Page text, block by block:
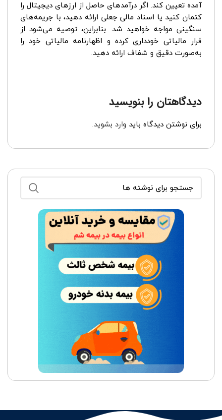
آمده تعیین کند. اگر درآمدهای حاصل از ارزهای دیجیتال را
کتمان کنید یا اسناد مالی جعلی ارائه دهید، با جریمه‌های
سنگینی مواجه خواهید شد. بنابراین، توصیه می‌شود از
فرار مالیاتی خودداری کرده و اظهارنامه مالیاتی خود را
به‌صورت دقیق و شفاف ارائه دهید.
دیدگاهتان را بنویسید
برای نوشتن دیدگاه باید وارد بشوید.